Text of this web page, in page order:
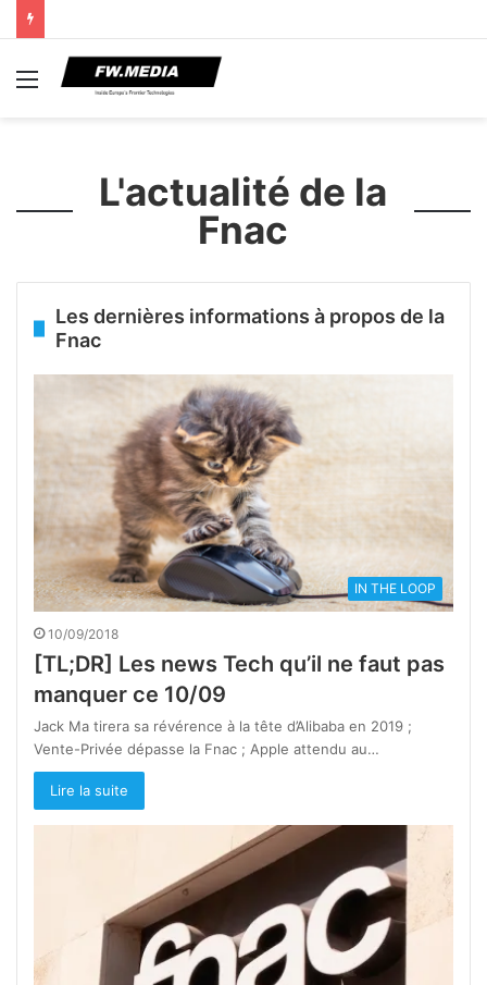
Menu
L'actualité de la
Fnac
Les dernières informations à propos de la
Fnac
IN THE LOOP
10/09/2018
[TL;DR] Les news Tech qu’il ne faut pas
manquer ce 10/09
Jack Ma tirera sa révérence à la tête d’Alibaba en 2019 ;
Vente-Privée dépasse la Fnac ; Apple attendu au…
Lire la suite